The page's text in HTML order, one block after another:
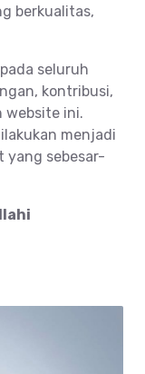
berkualitas,
seluruh
kontribusi,
website ini.
menjadi
yang sebesar-